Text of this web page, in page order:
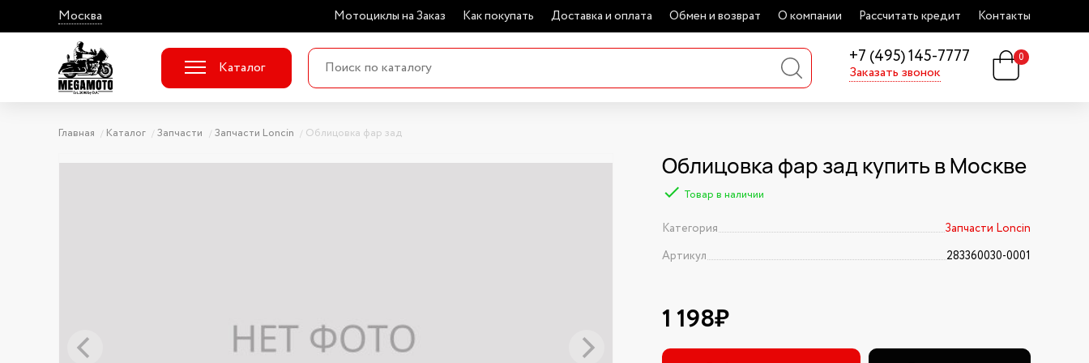
Москва Мотоциклы на Заказ Как покупать Доставка и оплата Обмен и возврат О компании Рассчитать кредит Контакты
+7 (495) 145-7777
Заказать звонок
Каталог
0
Главная Каталог Запчасти Запчасти Loncin Облицовка фар зад
Облицовка фар зад купить в Москве
Товар в наличии
Категория
Запчасти Loncin
Артикул
283360030-0001
1 198₽